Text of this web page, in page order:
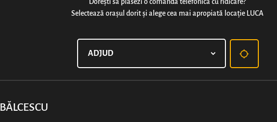
HAPPYLUCA®
Selectează orașul dorit și alege cea mai apropiată locație LUCA
BĂLCESCU